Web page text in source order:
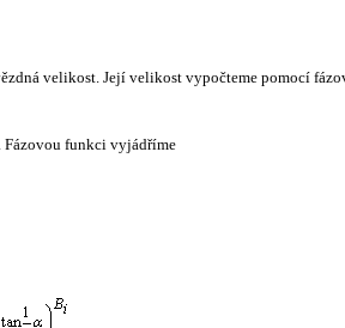
velikost. Její velikost vypočteme pomocí
Fázovou funkci vyjádříme